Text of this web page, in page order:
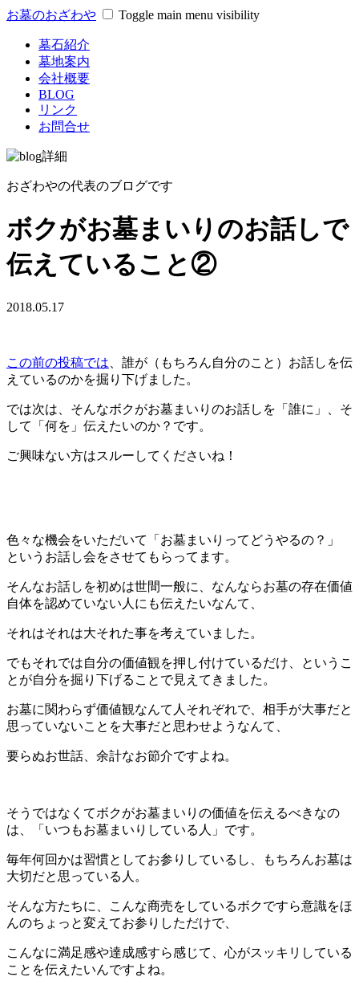
お墓のおざわや Toggle main menu visibility
墓石紹介
墓地案内
会社概要
BLOG
リンク
お問合せ
おざわやの代表のブログです
ボクがお墓まいりのお話しで
伝えていること②
2018.05.17
この前の投稿では 、誰が（もちろん自分のこと）お話しを伝
えているのかを掘り下げました。
では次は、そんなボクがお墓まいりのお話しを「誰に」、そ
して「何を」伝えたいのか？です。
ご興味ない方はスルーしてくださいね！
色々な機会をいただいて「お墓まいりってどうやるの？」
というお話し会をさせてもらってます。
そんなお話しを初めは世間一般に、なんならお墓の存在価値
自体を認めていない人にも伝えたいなんて、
それはそれは大それた事を考えていました。
でもそれでは自分の価値観を押し付けているだけ、というこ
とが自分を掘り下げることで見えてきました。
お墓に関わらず価値観なんて人それぞれで、相手が大事だと
思っていないことを大事だと思わせようなんて、
要らぬお世話、余計なお節介ですよね。
そうではなくてボクがお墓まいりの価値を伝えるべきなの
は、「いつもお墓まいりしている人」です。
毎年何回かは習慣としてお参りしているし、もちろんお墓は
大切だと思っている人。
そんな方たちに、こんな商売をしているボクですら意識をほ
んのちょっと変えてお参りしただけで、
こんなに満足感や達成感すら感じて、心がスッキリしている
ことを伝えたいんですよね。